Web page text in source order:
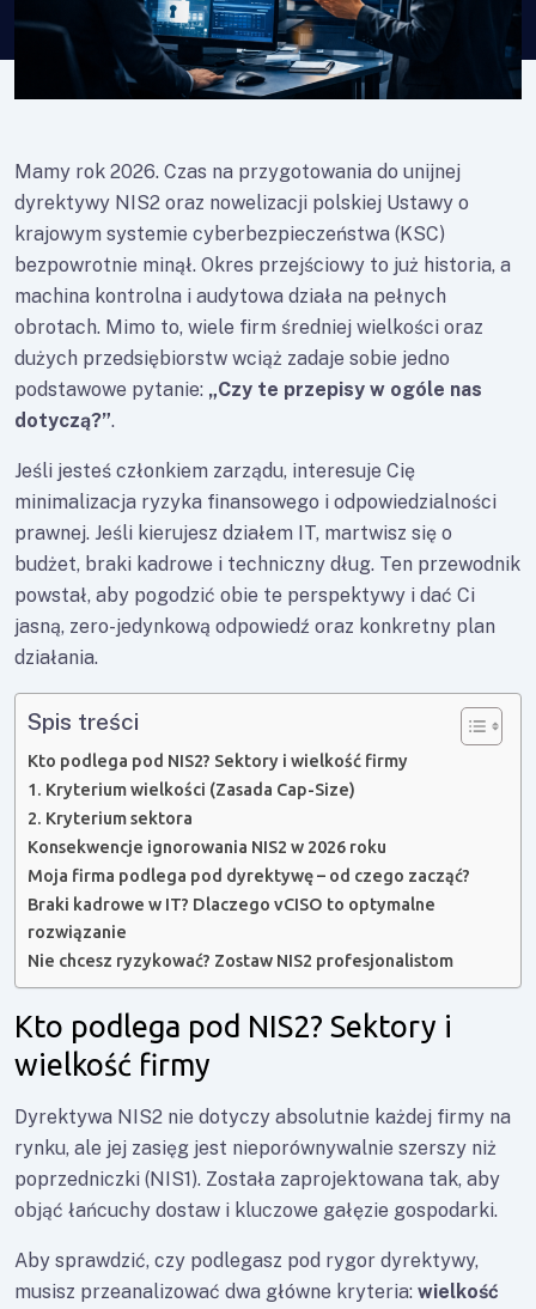
Mamy rok 2026. Czas na przygotowania do unijnej
dyrektywy NIS2 oraz nowelizacji polskiej Ustawy o
krajowym systemie cyberbezpieczeństwa (KSC)
bezpowrotnie minął. Okres przejściowy to już historia, a
machina kontrolna i audytowa działa na pełnych
obrotach. Mimo to, wiele firm średniej wielkości oraz
dużych przedsiębiorstw wciąż zadaje sobie jedno
podstawowe pytanie: „Czy te przepisy w ogóle nas
dotyczą?”.
Jeśli jesteś członkiem zarządu, interesuje Cię
minimalizacja ryzyka finansowego i odpowiedzialności
prawnej. Jeśli kierujesz działem IT, martwisz się o
budżet, braki kadrowe i techniczny dług. Ten przewodnik
powstał, aby pogodzić obie te perspektywy i dać Ci
jasną, zero-jedynkową odpowiedź oraz konkretny plan
działania.
Spis treści
Kto podlega pod NIS2? Sektory i wielkość firmy
1. Kryterium wielkości (Zasada Cap-Size)
2. Kryterium sektora
Konsekwencje ignorowania NIS2 w 2026 roku
Moja firma podlega pod dyrektywę – od czego zacząć?
Braki kadrowe w IT? Dlaczego vCISO to optymalne
rozwiązanie
Nie chcesz ryzykować? Zostaw NIS2 profesjonalistom
Kto podlega pod NIS2? Sektory i
wielkość firmy
Dyrektywa NIS2 nie dotyczy absolutnie każdej firmy na
rynku, ale jej zasięg jest nieporównywalnie szerszy niż
poprzedniczki (NIS1). Została zaprojektowana tak, aby
objąć łańcuchy dostaw i kluczowe gałęzie gospodarki.
Aby sprawdzić, czy podlegasz pod rygor dyrektywy,
musisz przeanalizować dwa główne kryteria: wielkość